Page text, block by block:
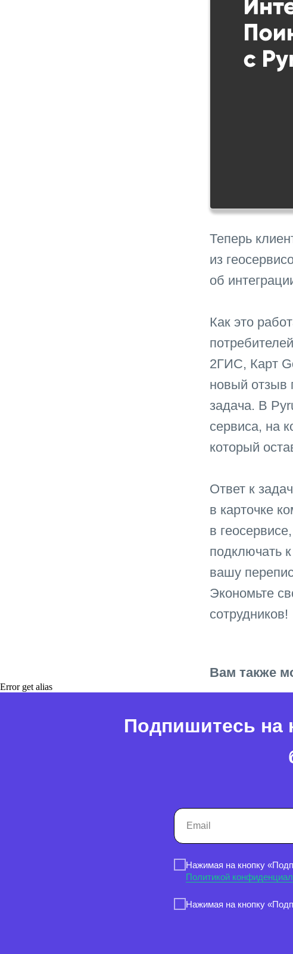
Теперь
из
об
Как это
2ГИС, Карт
новый отзыв
задача. В
сервиса, на
который
Ответ к
в карточке
в
подключать
вашу
Экономьте
сотрудников!
Вам также
Error get alias
Подпишитесь на
Нажимая на кнопку
Политикой
Нажимая на кнопку